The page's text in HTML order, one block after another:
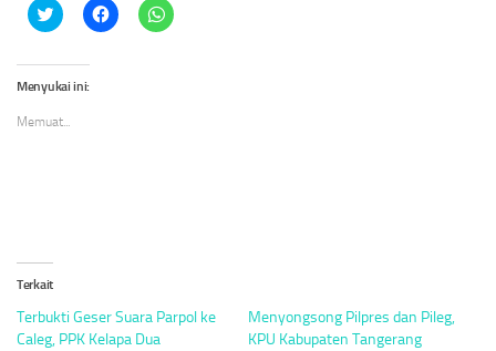
Klik
untuk
Twitter(Membuka
di
jendela
baru)
Klik
untuk
Klik
untuk
Menyukai ini:
Memuat...
Terkait
Terbukti Geser Suara Parpol ke
Caleg, PPK Kelapa Dua
Menyongsong Pilpres dan Pileg,
KPU Kabupaten Tangerang